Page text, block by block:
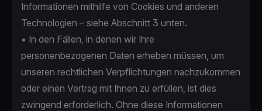
Informationen mithilfe von Cookies und anderen
Technologien – siehe Abschnitt 3 unten.
• In den Fällen, in denen wir Ihre
personenbezogenen Daten erheben müssen, um
unseren rechtlichen Verpflichtungen nachzukommen
oder einen Vertrag mit Ihnen zu erfüllen, ist dies
zwingend erforderlich. Ohne diese Informationen